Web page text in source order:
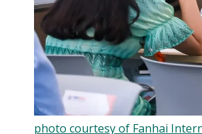
photo courtesy of Fanhai